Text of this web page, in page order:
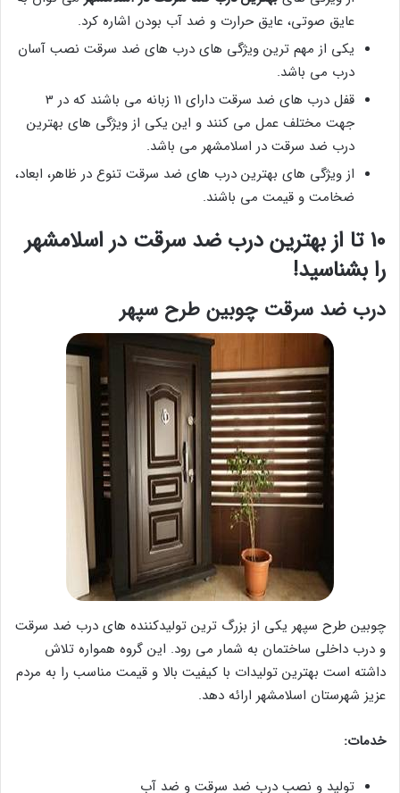
عایق صوتی، عایق حرارت و ضد آب بودن اشاره کرد.
یکی از مهم ترین ویژگی های درب های ضد سرقت نصب آسان
درب می باشد.
قفل درب های ضد سرقت دارای 11 زبانه می باشند که در 3
جهت مختلف عمل می کنند و این یکی از ویژگی های بهترین
درب ضد سرقت در اسلامشهر می باشد.
از ویژگی های بهترین درب های ضد سرقت تنوع در ظاهر، ابعاد،
ضخامت و قیمت می باشند.
10 تا از بهترین درب ضد سرقت در اسلامشهر
را بشناسید!
درب ضد سرقت چوبین طرح سپهر
چوبین طرح سپهر یکی از بزرگ ترین تولیدکننده های درب ضد سرقت
و درب داخلی ساختمان به شمار می رود. این گروه همواره تلاش
داشته است بهترین تولیدات با کیفیت بالا و قیمت مناسب را به مردم
عزیز شهرستان اسلامشهر ارائه دهد.
خدمات:
تولید و نصب درب ضد سرقت و ضد آب